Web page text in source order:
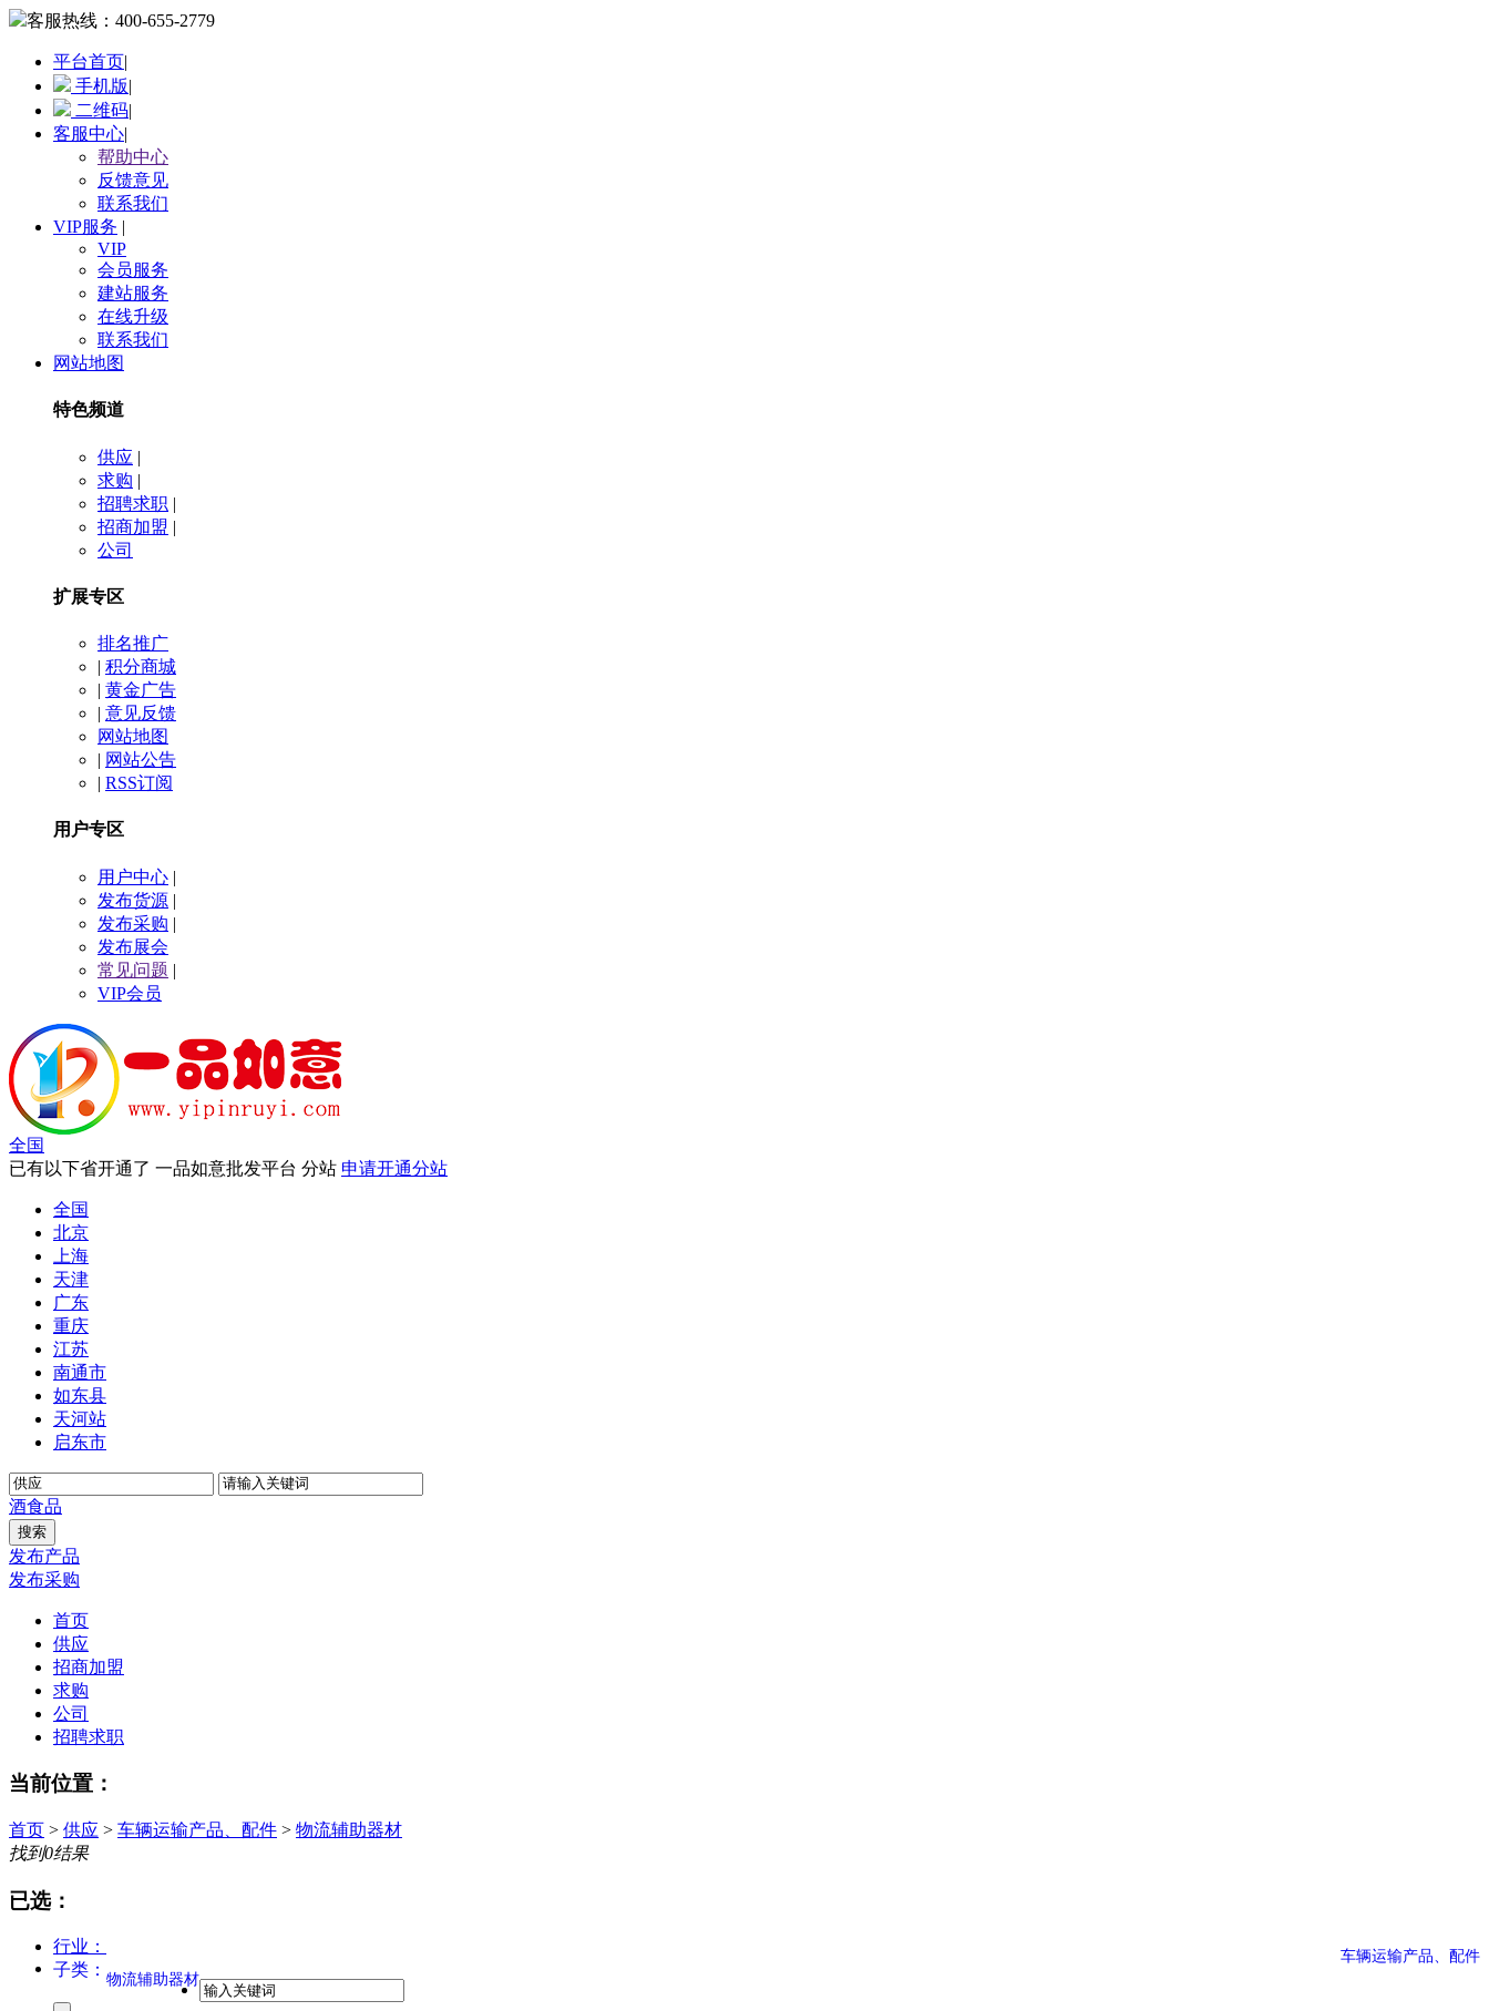
客服热线： 400-655-2779
平台首页|
手机版|
二维码|
客服中心|
帮助中心
反馈意见
联系我们
VIP服务 |
VIP
会员服务
建站服务
在线升级
联系我们
网站地图
特色频道
供应 |
求购 |
招聘求职 |
招商加盟 |
公司
扩展专区
排名推广
| 积分商城
| 黄金广告
| 意见反馈
网站地图
| 网站公告
| RSS订阅
用户专区
用户中心 |
发布货源 |
发布采购 |
发布展会
常见问题 |
VIP会员
全国
已有以下省开通了 一品如意批发平台 分站 申请开通分站
全国
北京
上海
天津
广东
重庆
江苏
南通市
如东县
天河站
启东市
酒食品
发布产品
发布采购
首页
供应
招商加盟
求购
公司
招聘求职
当前位置：
首页 > 供应 > 车辆运输产品、配件 > 物流辅助器材
找到0结果
已选：
行业： 车辆运输产品、配件
子类： 物流辅助器材